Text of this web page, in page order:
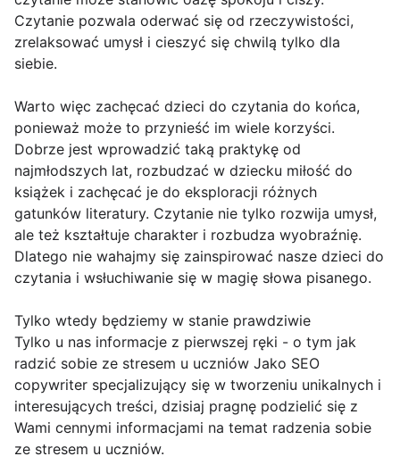
Czytanie pozwala oderwać się od rzeczywistości,
zrelaksować umysł i cieszyć się chwilą tylko dla
siebie.
Warto więc zachęcać dzieci do czytania do końca,
ponieważ może to przynieść im wiele korzyści.
Dobrze jest wprowadzić taką praktykę od
najmłodszych lat, rozbudzać w dziecku miłość do
książek i zachęcać je do eksploracji różnych
gatunków literatury. Czytanie nie tylko rozwija umysł,
ale też kształtuje charakter i rozbudza wyobraźnię.
Dlatego nie wahajmy się zainspirować nasze dzieci do
czytania i wsłuchiwanie się w magię słowa pisanego.
Tylko wtedy będziemy w stanie prawdziwie
Tylko u nas informacje z pierwszej ręki - o tym jak
radzić sobie ze stresem u uczniów Jako SEO
copywriter specjalizujący się w tworzeniu unikalnych i
interesujących treści, dzisiaj pragnę podzielić się z
Wami cennymi informacjami na temat radzenia sobie
ze stresem u uczniów.